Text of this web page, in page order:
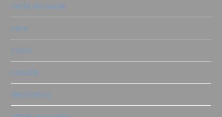
carta da parati
cere
colori
crackle
decoratrici